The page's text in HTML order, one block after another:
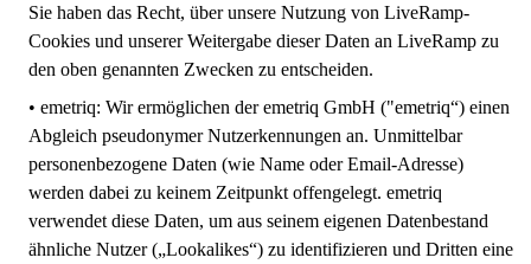
Sie haben das Recht, über unsere Nutzung von LiveRamp-
Cookies und unserer Weitergabe dieser Daten an LiveRamp zu
den oben genannten Zwecken zu entscheiden.
• emetriq: Wir ermöglichen der emetriq GmbH ("emetriq“) einen
Abgleich pseudonymer Nutzerkennungen an. Unmittelbar
personenbezogene Daten (wie Name oder Email-Adresse)
werden dabei zu keinem Zeitpunkt offengelegt. emetriq
verwendet diese Daten, um aus seinem eigenen Datenbestand
ähnliche Nutzer („Lookalikes“) zu identifizieren und Dritten eine